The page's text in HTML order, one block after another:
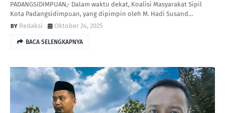
PADANGSIDIMPUAN,- Dalam waktu dekat, Koalisi Masyarakat Sipil
Kota Padangsidimpuan, yang dipimpin oleh M. Hadi Susand…
Redaksi
Oktober 24, 2025
BACA SELENGKAPNYA